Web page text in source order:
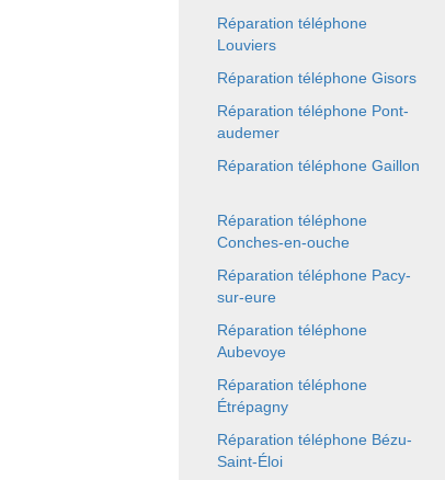
Réparation téléphone
Louviers
Réparation téléphone Gisors
Réparation téléphone Pont-
audemer
Réparation téléphone Gaillon
Réparation téléphone
Conches-en-ouche
Réparation téléphone Pacy-
sur-eure
Réparation téléphone
Aubevoye
Réparation téléphone
Étrépagny
Réparation téléphone Bézu-
Saint-Éloi